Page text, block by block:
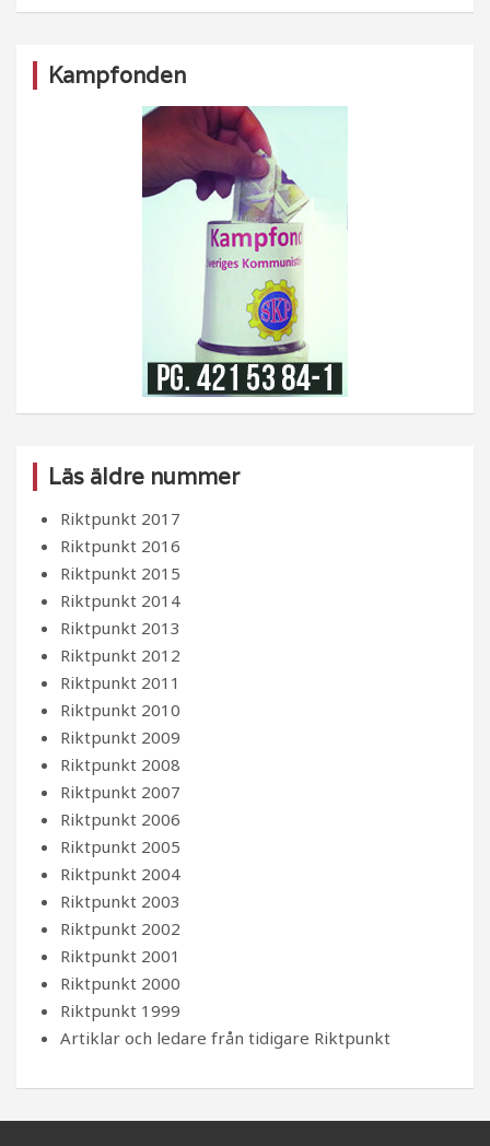
Kampfonden
Läs äldre nummer
Riktpunkt 2017
Riktpunkt 2016
Riktpunkt 2015
Riktpunkt 2014
Riktpunkt 2013
Riktpunkt 2012
Riktpunkt 2011
Riktpunkt 2010
Riktpunkt 2009
Riktpunkt 2008
Riktpunkt 2007
Riktpunkt 2006
Riktpunkt 2005
Riktpunkt 2004
Riktpunkt 2003
Riktpunkt 2002
Riktpunkt 2001
Riktpunkt 2000
Riktpunkt 1999
Artiklar och ledare från tidigare Riktpunkt